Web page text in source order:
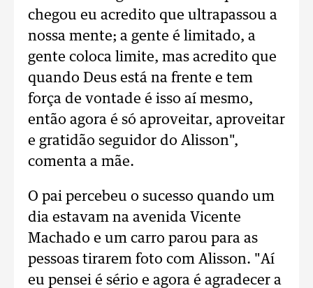
chegou eu acredito que ultrapassou a
nossa mente; a gente é limitado, a
gente coloca limite, mas acredito que
quando Deus está na frente e tem
força de vontade é isso aí mesmo,
então agora é só aproveitar, aproveitar
e gratidão seguidor do Alisson",
comenta a mãe.
O pai percebeu o sucesso quando um
dia estavam na avenida Vicente
Machado e um carro parou para as
pessoas tirarem foto com Alisson. "Aí
eu pensei é sério e agora é agradecer a